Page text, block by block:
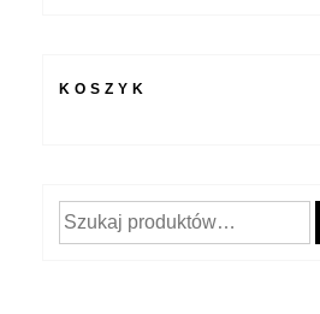
KOSZYK
Szukaj: